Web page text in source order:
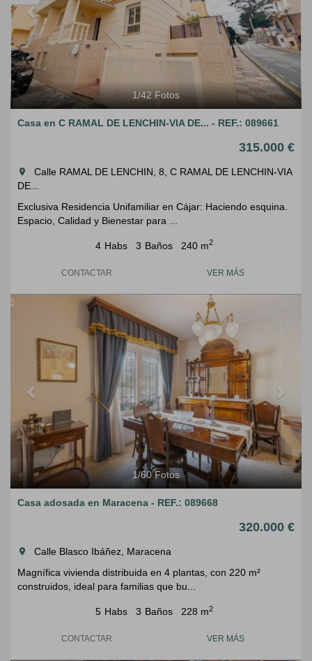
1/42Fotos
Casa en C RAMAL DE LENCHIN-VIA DE... - REF.: 089661
315.000 €
room
Calle RAMAL DE LENCHIN, 8, C RAMAL DE LENCHIN-VIA
DE...
Exclusiva Residencia Unifamiliar en Cájar: Haciendo esquina.
Espacio, Calidad y Bienestar para ...
4 Habs 3 Baños 240 m2
CONTACTAR VER MÁS
Previous
1/60Fotos
Casa adosada en Maracena - REF.: 089668
320.000 €
room
Calle Blasco Ibáñez, Maracena
Magnífica vivienda distribuida en 4 plantas, con 220 m²
construidos, ideal para familias que bu...
5 Habs 3 Baños 228 m2
CONTACTAR VER MÁS